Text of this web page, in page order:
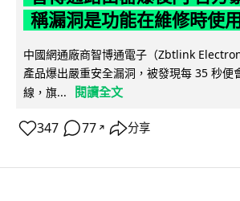
稱漏洞是功能在維修時使用
中國網通廠商智博通電子（Zbtlink
產品爆出嚴重安全漏洞，被發現每 35 秒便
線，旗...
閱讀全文
347 77 ↗ 分享